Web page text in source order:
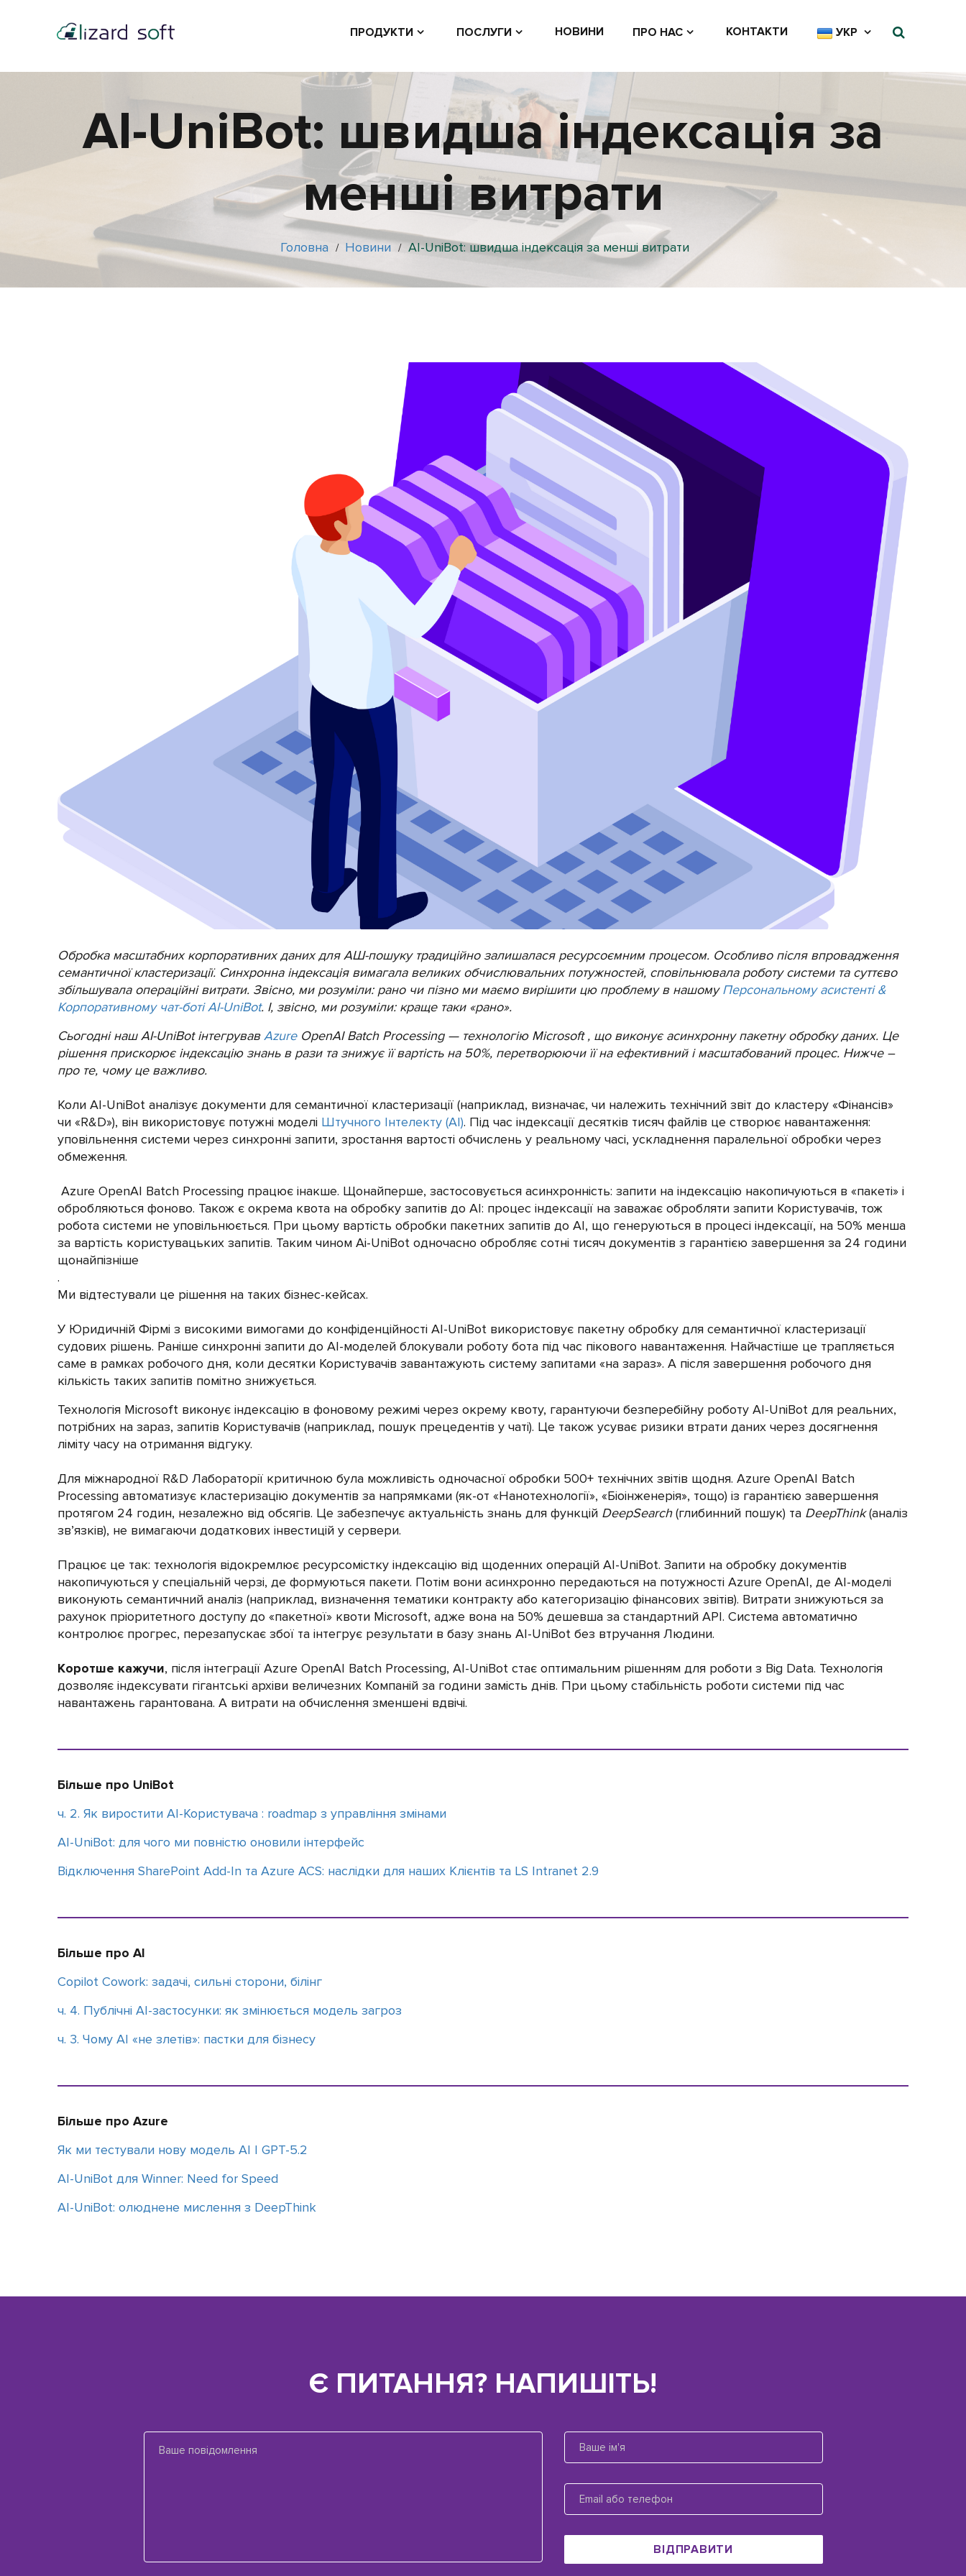
ПРОДУКТИ ПОСЛУГИ НОВИНИ ПРО НАС КОНТАКТИ УКР
AI-UniBot: швидша індексація за
менші витрати
Головна / Новини / AI-UniBot: швидша індексація за менші витрати
Обробка масштабних корпоративних даних для АШ-пошуку традиційно залишалася ресурсоємним процесом. Особливо після впровадження
семантичної кластеризації. Синхронна індексація вимагала великих обчислювальних потужностей, сповільнювала роботу системи та суттєво
збільшувала операційні витрати. Звісно, ми розуміли: рано чи пізно ми маємо вирішити цю проблему в нашомуПерсональному асистенті &
Корпоративному чат-боті AI-UniBot. І, звісно, ми розуміли: краще таки «рано».
Сьогодні наш AI-UniBot інтегрувавAzureOpenAI Batch Processing — технологію Microsoft , що виконує асинхронну пакетну обробку даних. Це
рішення прискорює індексацію знань в рази та знижує її вартість на 50%, перетворюючи її на ефективний і масштабований процес. Нижче –
про те, чому це важливо.
Коли AI-UniBot аналізує документи для семантичної кластеризації (наприклад, визначає, чи належить технічний звіт до кластеру «Фінансів»
чи «R&D»), він використовує потужні моделі Штучного Інтелекту (АІ). Під час індексації десятків тисяч файлів це створює навантаження:
уповільнення системи через синхронні запити, зростання вартості обчислень у реальному часі, ускладнення паралельної обробки через
обмеження.
Azure OpenAI Batch Processing працює інакше. Щонайперше, застосовується асинхронність: запити на індексацію накопичуються в «пакеті» і
обробляються фоново. Також є окрема квота на обробку запитів до АІ: процес індексації на заважає обробляти запити Користувачів, тож
робота системи не уповільнюється. При цьому вартість обробки пакетних запитів до АІ, що генеруються в процесі індексації, на 50% менша
за вартість користувацьких запитів. Таким чином Ai-UniBot одночасно обробляє сотні тисяч документів з гарантією завершення за 24 години
щонайпізніше
.
Ми відтестували це рішення на таких бізнес-кейсах.
У Юридичній Фірмі з високими вимогами до конфіденційності AI-UniBot використовує пакетну обробку для семантичної кластеризації
судових рішень. Раніше синхронні запити до АІ-моделей блокували роботу бота під час пікового навантаження. Найчастіше це трапляється
саме в рамках робочого дня, коли десятки Користувачів завантажують систему запитами «на зараз». А після завершення робочого дня
кількість таких запитів помітно знижується.
Технологія Microsoft виконує індексацію в фоновому режимі через окрему квоту, гарантуючи безперебійну роботу AI-UniBot для реальних,
потрібних на зараз, запитів Користувачів (наприклад, пошук прецедентів у чаті). Це також усуває ризики втрати даних через досягнення
ліміту часу на отримання відгуку.
Для міжнародної R&D Лабораторії критичною була можливість одночасної обробки 500+ технічних звітів щодня. Azure OpenAI Batch
Processing автоматизує кластеризацію документів за напрямками (як-от «Нанотехнології», «Біоінженерія», тощо) із гарантією завершення
протягом 24 годин, незалежно від обсягів. Це забезпечує актуальність знань для функцій DeepSearch(глибинний пошук) та DeepThink(аналіз
зв’язків), не вимагаючи додаткових інвестицій у сервери.
Працює це так: технологія відокремлює ресурсомістку індексацію від щоденних операцій AI-UniBot. Запити на обробку документів
накопичуються у спеціальній черзі, де формуються пакети. Потім вони асинхронно передаються на потужності Azure OpenAI, де АІ-моделі
виконують семантичний аналіз (наприклад, визначення тематики контракту або категоризацію фінансових звітів). Витрати знижуються за
рахунок пріоритетного доступу до «пакетної» квоти Microsoft, адже вона на 50% дешевша за стандартний API. Система автоматично
контролює прогрес, перезапускає збої та інтегрує результати в базу знань AI-UniBot без втручання Людини.
Коротше кажучи, після інтеграції Azure OpenAI Batch Processing, AI-UniBot стає оптимальним рішенням для роботи з Big Data. Технологія
дозволяє індексувати гігантські архіви величезних Компаній за години замість днів. При цьому стабільність роботи системи під час
навантажень гарантована. А витрати на обчислення зменшені вдвічі.
Більше про UniBot
ч. 2. Як виростити AI-Користувача : roadmap з управління змінами
АІ-UniBot: для чого ми повністю оновили інтерфейс
Відключення SharePoint Add-In та Azure ACS: наслідки для наших Клієнтів та LS Intranet 2.9
Більше про AI
Copilot Cowork: задачі, сильні сторони, білінг
ч. 4. Публічні AI-застосунки: як змінюється модель загроз
ч. 3. Чому АІ «не злетів»: пастки для бізнесу
Більше про Azure
Як ми тестували нову модель АІ | GPT-5.2
AI-UniBot для Winner: Need for Speed
AI-UniBot: олюднене мислення з DeepThink
Є ПИТАННЯ? НАПИШІТЬ!
ВІДПРАВИТИ